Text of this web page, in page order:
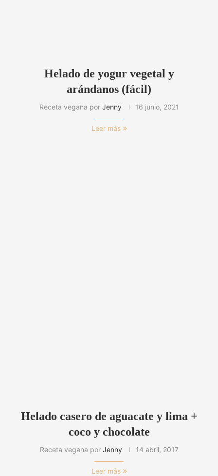
Helado de yogur vegetal y
arándanos (fácil)
Receta vegana por Jenny 16 junio, 2021
Leer más
Helado casero de aguacate y lima +
coco y chocolate
Receta vegana por Jenny 14 abril, 2017
Leer más